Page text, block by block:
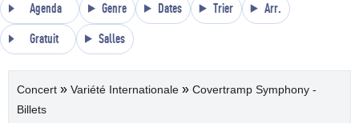
Agenda Genre Dates Trier Arr.
Gratuit Salles
Concert » Variété Internationale » Covertramp Symphony -
Billets